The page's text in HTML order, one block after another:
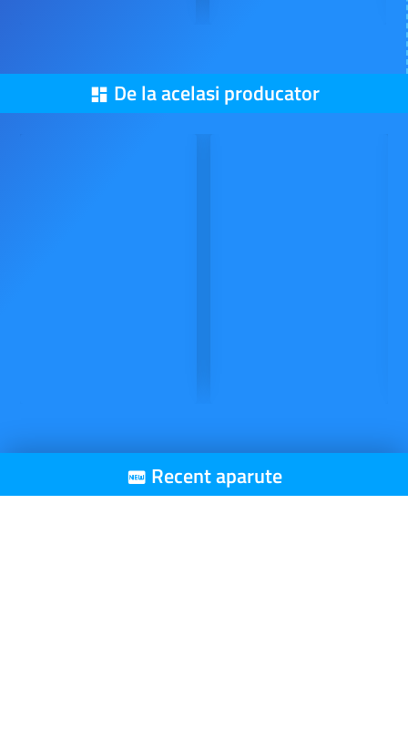
De la acelasi producator
Recent aparute